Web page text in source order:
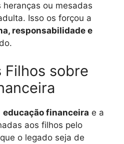
ou mesadas
Isso os forçou a
responsabilidade e
Filhos sobre
educação financeira e a
aos filhos pelo
o legado seja de